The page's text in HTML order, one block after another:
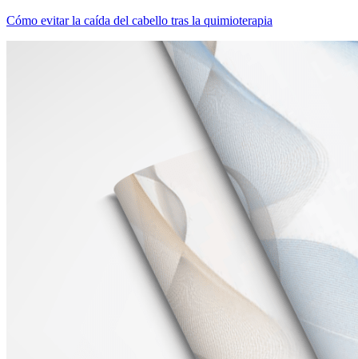
Cómo evitar la caída del cabello tras la quimioterapia